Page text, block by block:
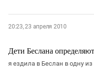
20:23, 23 апреля 2010
Дети Беслана
я ездила в Беслан в одну